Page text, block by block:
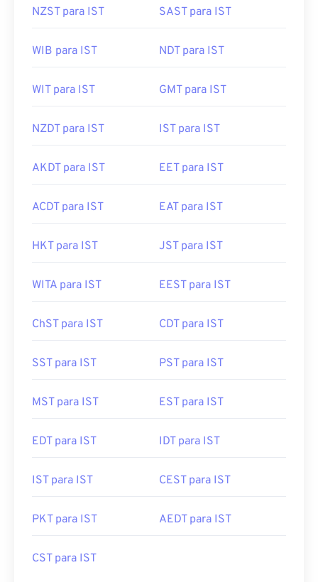
NZST para IST SAST para IST
WIB para IST NDT para IST
WIT para IST GMT para IST
NZDT para IST IST para IST
AKDT para IST EET para IST
ACDT para IST EAT para IST
HKT para IST JST para IST
WITA para IST EEST para IST
ChST para IST CDT para IST
SST para IST PST para IST
MST para IST EST para IST
EDT para IST IDT para IST
IST para IST CEST para IST
PKT para IST AEDT para IST
CST para IST